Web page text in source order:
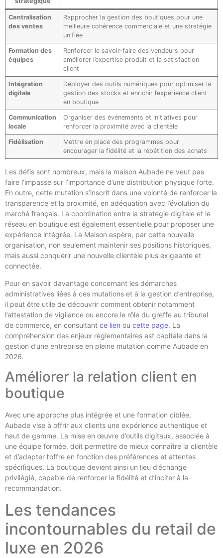
Centralisation
des ventes
Rapprocher la gestion des boutiques pour une
meilleure cohérence commerciale et une stratégie
unifiée
Formation des
équipes
Renforcer le savoir-faire des vendeurs pour
améliorer l’expertise produit et la satisfaction
client
Intégration
digitale
Déployer des outils numériques pour optimiser la
gestion des stocks et enrichir l’expérience client
en boutique
Communication
locale
Organiser des événements et initiatives pour
renforcer la proximité avec la clientèle
Fidélisation
Mettre en place des programmes pour
encourager la fidélité et la répétition des achats
Les défis sont nombreux, mais la maison Aubade ne veut pas
faire l’impasse sur l’importance d’une distribution physique forte.
En outre, cette mutation s’inscrit dans une volonté de renforcer la
transparence et la proximité, en adéquation avec l’évolution du
marché français. La coordination entre la stratégie digitale et le
réseau en boutique est également essentielle pour proposer une
expérience intégrée. La Maison espère, par cette nouvelle
organisation, non seulement maintenir ses positions historiques,
mais aussi conquérir une nouvelle clientèle plus exigeante et
connectée.
Pour en savoir davantage concernant les démarches
administratives liées à ces mutations et à la gestion d’entreprise,
il peut être utile de découvrir comment obtenir notamment
l’attestation de vigilance ou encore le rôle du greffe au tribunal
de commerce, en consultant ce lien ou cette page. La
compréhension des enjeux réglementaires est capitale dans la
gestion d’une entreprise en pleine mutation comme Aubade en
2026.
Améliorer la relation client en
boutique
Avec une approche plus intégrée et une formation ciblée,
Aubade vise à offrir aux clients une expérience authentique et
haut de gamme. La mise en œuvre d’outils digitaux, associée à
une équipe formée, doit permettre de mieux connaître la clientèle
et d’adapter l’offre en fonction des préférences et attentes
spécifiques. La boutique devient ainsi un lieu d’échange
privilégié, capable de renforcer la fidélité et d’inciter à la
recommandation.
Les tendances
incontournables du retail de
luxe en 2026